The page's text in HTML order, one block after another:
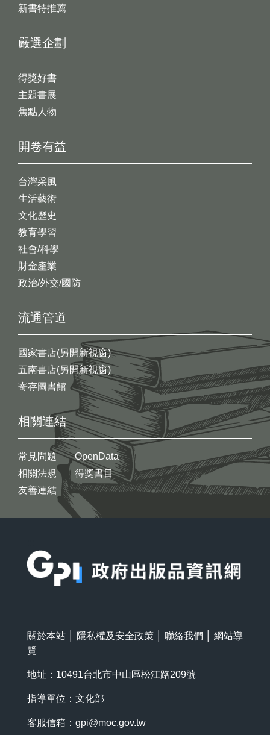
新書特推薦
開卷有益
台灣采風
生活藝術
文化歷史
教育學習
社會/科學
財金產業
政治/外交/國防
嚴選企劃
得獎好書
主題書展
焦點人物
流通管道
國家書店(另開新視窗)
五南書店(另開新視窗)
寄存圖書館
相關連結
常見問題
相關法規
友善連結
OpenData
得獎書目
關於本站 隱私權及安全政策 聯絡我們
網站導
覽
地址：10491台北市中山區松江路209號
指導單位：文化部
客服信箱： gpi@moc.gov.tw